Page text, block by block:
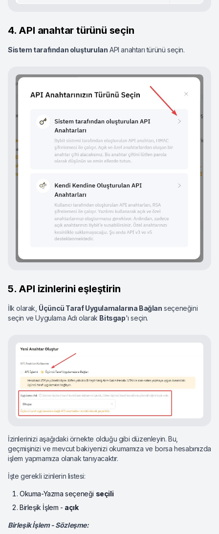
4. API anahtar türünü seçin
Sistem tarafından oluşturulan API anahtarı türünü seçin.
5. API izinlerini eşleştirin
İlk olarak, Üçüncü Taraf Uygulamalarına Bağlan seçeneğini
seçin ve Uygulama Adı olarak Bitsgap'ı seçin.
İzinlerinizi aşağıdaki örnekte olduğu gibi düzenleyin. Bu,
geçmişinizi ve mevcut bakiyenizi okumamıza ve borsa hesabınızda
işlem yapmamıza olanak tanıyacaktır.
İşte gerekli izinlerin listesi:
Okuma-Yazma seçeneği seçili
Birleşik İşlem - açık
Birleşik İşlem - Sözleşme: